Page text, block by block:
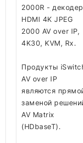
2000R - декодер
HDMI 4K JPEG
2000 AV over IP,
4K30, KVM, Rx.
Продукты
AV over IP
являются
заменой
AV Matrix
(HDbaseT).